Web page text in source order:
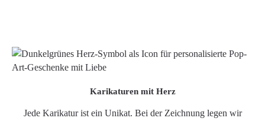
Karikaturen mit Herz
Jede Karikatur ist ein Unikat. Bei der Zeichnung legen wir